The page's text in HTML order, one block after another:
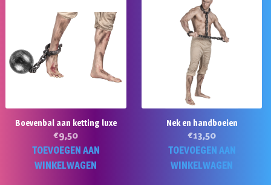
Boevenbal aan ketting luxe
€9,50
TOEVOEGEN AAN
WINKELWAGEN
Nek en handboeien
€13,50
TOEVOEGEN AAN
WINKELWAGEN